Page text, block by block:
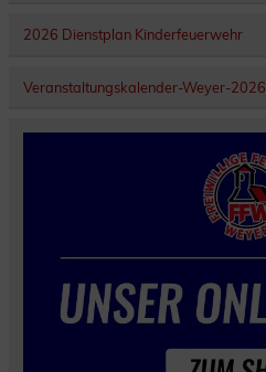
2026 Dienstplan Kinderfeuerwehr
Veranstaltungskalender-Weyer-2026